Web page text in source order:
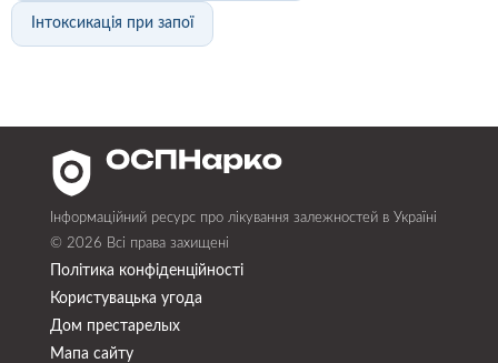
Інтоксикація при запої
Інформаційний ресурс про лікування залежностей в Україні
© 2026 Всі права захищені
Політика конфіденційності
Користувацька угода
Дом престарелых
Мапа сайту